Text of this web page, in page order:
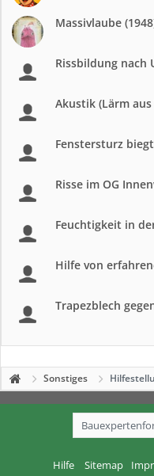
Massivlaube
Rissbildung nach
Akustik (Lärm
Fenstersturz
Risse im OG
Feuchtigkeit in
Hilfe von
Trapezblech
Sonstiges
Hilfe Sitemap